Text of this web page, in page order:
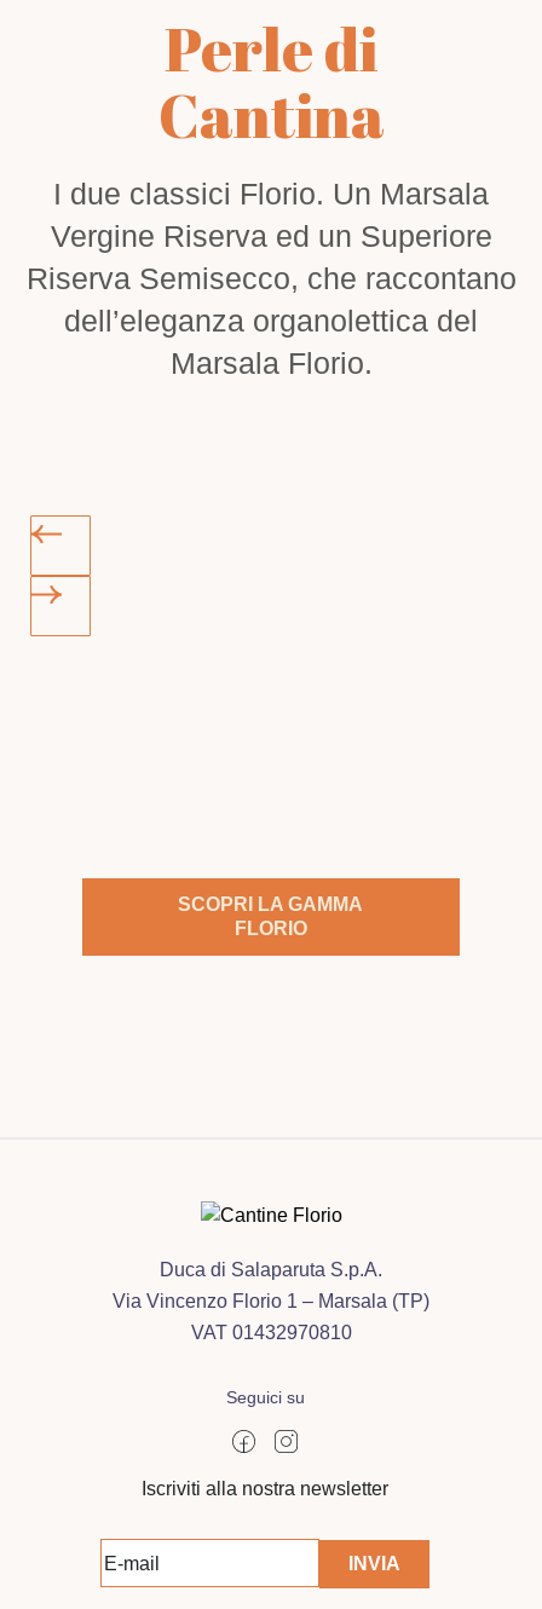
Perle di
Cantina
I due classici Florio. Un Marsala
Vergine Riserva ed un Superiore
Riserva Semisecco, che raccontano
dell’eleganza organolettica del
Marsala Florio.
SCOPRI LA GAMMA
FLORIO
Duca di Salaparuta S.p.A.
Via Vincenzo Florio 1 – Marsala (TP)
VAT 01432970810
Seguici su
Iscriviti alla nostra newsletter